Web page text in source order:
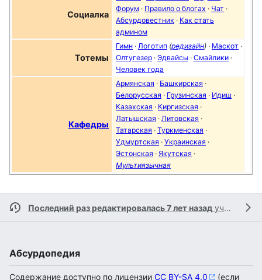
Социалка
Форум · Правило о блогах · Чат ·
Абсурдовестник · Как стать
админом
Тотемы
Гимн · Логотип (редизайн) · Маскот ·
Олтугезер · Эдвайсы · Смайлики ·
Человек года
Кафедры
Армянская · Башкирская ·
Белорусская · Грузинская · Идиш ·
Казахская · Киргизская ·
Латышская · Литовская ·
Татарская · Туркменская ·
Удмуртская · Украинская ·
Эстонская · Якутская ·
Мультиязычная
Последний раз редактировалась 7 лет назад участником
Абсурдопедия
Содержание доступно по лицензии CC BY-SA 4.0 (если